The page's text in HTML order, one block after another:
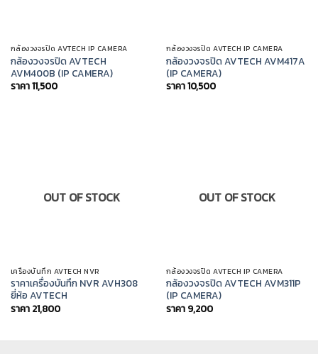
กล้องวงจรปิด AVTECH IP CAMERA
กล้องวงจรปิด AVTECH
AVM400B (IP CAMERA)
ราคา11,500
กล้องวงจรปิด AVTECH IP CAMERA
กล้องวงจรปิด AVTECH AVM417A
(IP CAMERA)
ราคา10,500
OUT OF STOCK
เครื่องบันทึก AVTECH NVR
ราคาเครื่องบันทึก NVR AVH308
ยี่ห้อ AVTECH
ราคา 21,800
OUT OF STOCK
กล้องวงจรปิด AVTECH IP CAMERA
กล้องวงจรปิด AVTECH AVM311P
(IP CAMERA)
ราคา 9,200